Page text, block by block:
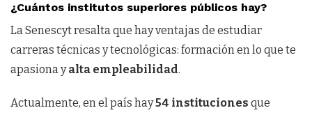
¿Cuántos institutos superiores públicos hay?
La Senescyt resalta que hay ventajas de estudiar
carreras técnicas y tecnológicas: formación en lo que te
apasiona yalta empleabilidad.
Actualmente, en el país hay54 instituciones que